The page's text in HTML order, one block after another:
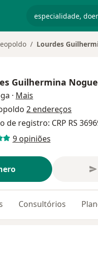
Lourdes
Guilhermina
· Mais
2 endereços
de registro: CRP RS
9 opiniões
Consultórios